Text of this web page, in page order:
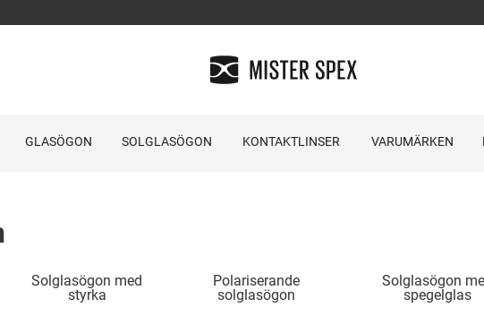
GLASÖGON SOLGLASÖGON KONTAKTLINSER VARUMÄRKEN
Solglasögon med
styrka
Polariserande
solglasögon
Solglasögon
spegelglas